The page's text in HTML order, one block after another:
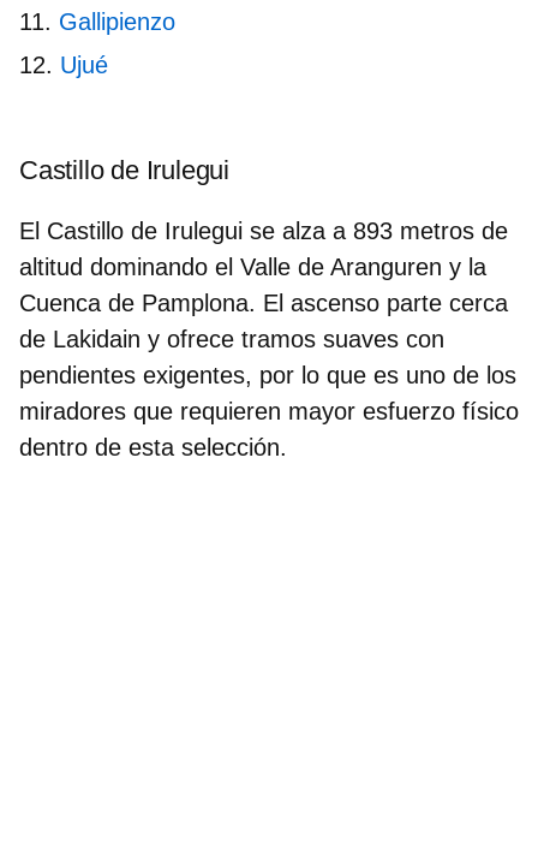
Gallipienzo
Ujué
Castillo de Irulegui
El Castillo de Irulegui se alza a 893 metros de
altitud dominando el Valle de Aranguren y la
Cuenca de Pamplona. El ascenso parte cerca
de Lakidain y ofrece tramos suaves con
pendientes exigentes, por lo que es uno de los
miradores que requieren mayor esfuerzo físico
dentro de esta selección.